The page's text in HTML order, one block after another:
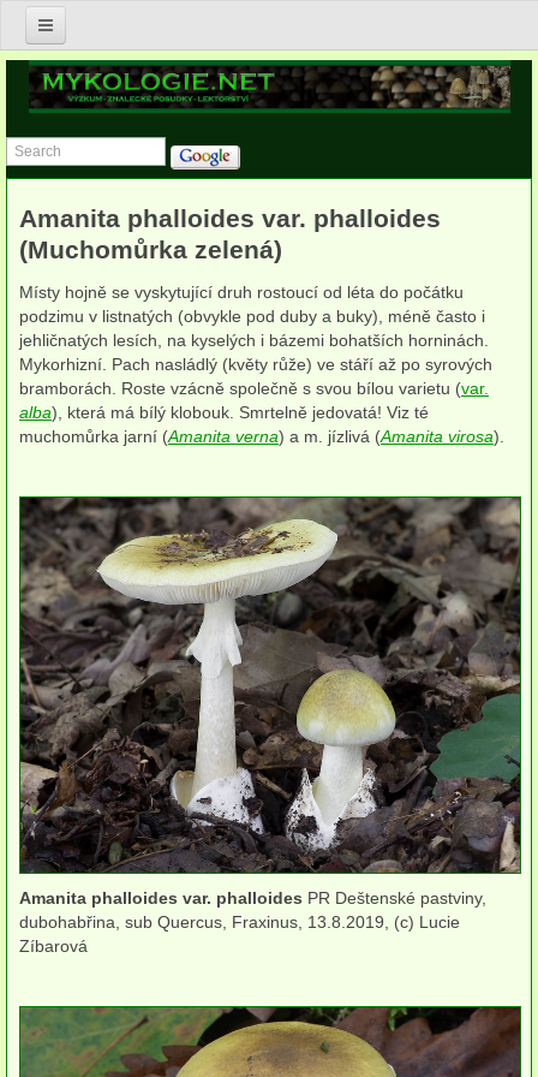
Úvod
Znalecké posudky v oboru mykologie
Postupy asanace biotického napadení v budovách
Výzkum a konzultace v ekologii, biodiverzitě a ochraně hub
Lektorství
Publikace
Lucie Zíbarová
Houby (Fotogalerie)
podle typu plodnic
Apothecia
na dřevě
mykorhizni
terestrické saprotrofní
fungikolní
šišky, plody, květy
koprofilní
lichenizované
muscikolni
Amanita phalloides var. phalloides
(Muchomůrka zelená)
Místy hojně se vyskytující druh rostoucí od léta do počátku
podzimu v listnatých (obvykle pod duby a buky), méně často i
jehličnatých lesích, na kyselých i bázemi bohatších horninách.
Mykorhizní. Pach nasládlý (květy růže) ve stáří až po syrových
bramborách. Roste vzácně společně s svou bílou varietu (var.
alba), která má bílý klobouk. Smrtelně jedovatá! Viz té
muchomůrka jarní (Amanita verna) a m. jízlivá (Amanita virosa).
Amanita phalloides var. phalloides PR Deštenské pastviny,
dubohabřina, sub Quercus, Fraxinus, 13.8.2019, (c) Lucie
Zíbarová